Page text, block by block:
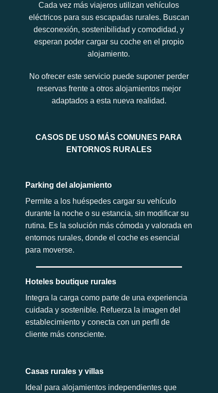
Cada vez más viajeros utilizan vehículos
eléctricos para sus escapadas rurales. Buscan
desconexión, sostenibilidad y comodidad, y
esperan poder cargar su coche en el propio
alojamiento.
No ofrecer este servicio puede suponer perder
reservas frente a otros alojamientos mejor
adaptados a esta nueva realidad.
CASOS DE USO MÁS COMUNES PARA
ENTORNOS RURALES
Parking del alojamiento
Permite a los huéspedes cargar su vehículo
durante la noche o su estancia, sin modificar su
rutina. Es la solución más cómoda y valorada en
entornos rurales, donde el coche es esencial
para moverse.
Hoteles boutique rurales
Integra la carga como parte de una experiencia
cuidada y sostenible. Refuerza la imagen del
establecimiento y conecta con un perfil de
cliente más consciente.
Casas rurales y villas
Ideal para alojamientos independientes que